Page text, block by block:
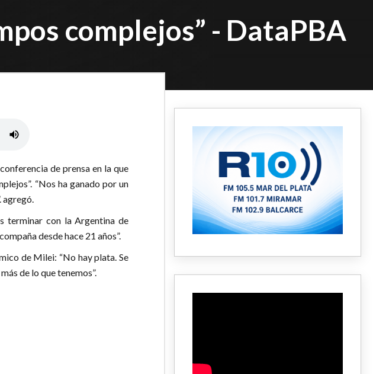
complejos” - DataPBA
de prensa en la que
“Nos ha ganado por un
agregó.
terminar con la Argentina de
desde hace 21 años”.
de Milei: “No hay plata. Se
de lo que tenemos”.